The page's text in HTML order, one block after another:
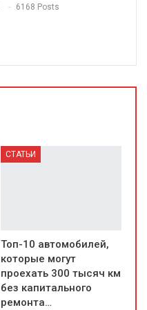
6168 Posts
СТАТЬИ
Топ-10 автомобилей,
которые могут
проехать 300 тысяч км
без капитального
ремонта…